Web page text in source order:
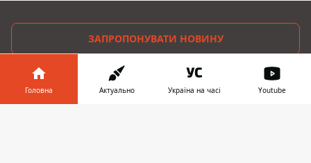
ЗАПРОПОНУВАТИ НОВИНУ
Інформатор-Україна
Гроші
Головна Актуально Україна на часі Youtube